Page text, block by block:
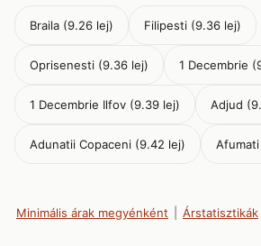
Braila (9.26 lej) Filipesti (9.36 lej)
Oprisenesti (9.36 lej) 1 Decembrie
1 Decembrie Ilfov (9.39 lej) Adjud
Adunatii Copaceni (9.42 lej)
Minimális árak megyénként Árstatisztikák